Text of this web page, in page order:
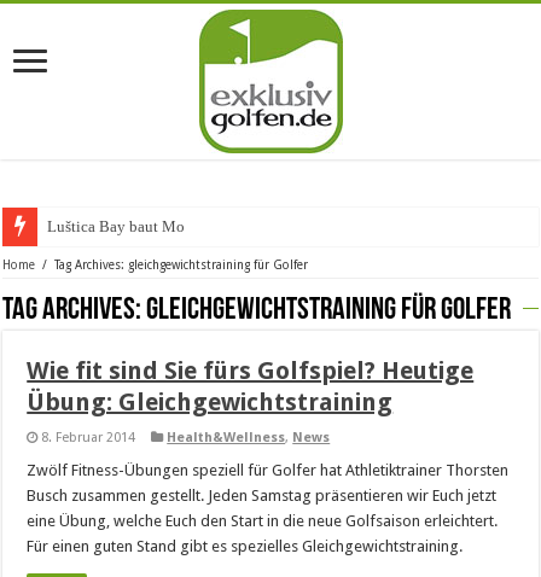
Luštica Bay baut Monten
Home / Tag Archives: gleichgewichtstraining für Golfer
Tag Archives:gleichgewichtstraining für Golfer
Wie fit sind Sie fürs Golfspiel? Heutige
Übung: Gleichgewichtstraining
8. Februar 2014 Health&Wellness, News
Zwölf Fitness-Übungen speziell für Golfer hat Athletiktrainer Thorsten
Busch zusammen gestellt. Jeden Samstag präsentieren wir Euch jetzt
eine Übung, welche Euch den Start in die neue Golfsaison erleichtert.
Für einen guten Stand gibt es spezielles Gleichgewichtstraining.